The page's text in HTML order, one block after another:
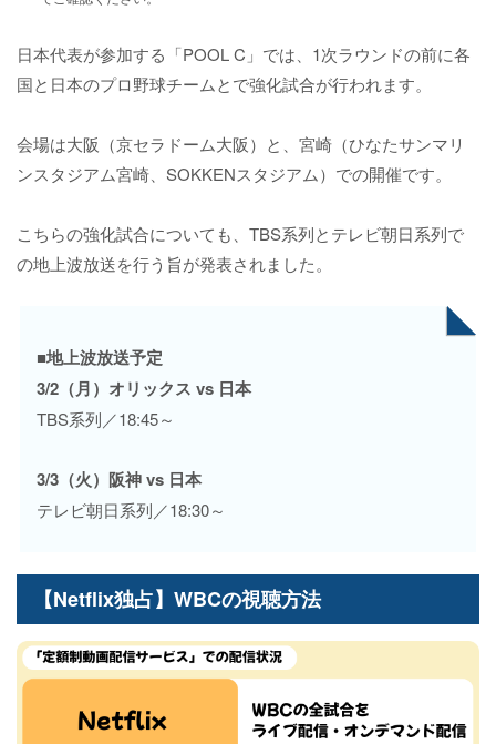
日本代表が参加する「POOL C」では、1次ラウンドの前に各
国と日本のプロ野球チームとで強化試合が行われます。
会場は大阪（京セラドーム大阪）と、宮崎（ひなたサンマリ
ンスタジアム宮崎、SOKKENスタジアム）での開催です。
こちらの強化試合についても、TBS系列とテレビ朝日系列で
の地上波放送を行う旨が発表されました。
■地上波放送予定
3/2（月）オリックス vs 日本
TBS系列／18:45～
3/3（火）阪神 vs 日本
テレビ朝日系列／18:30～
【Netflix独占】WBCの視聴方法